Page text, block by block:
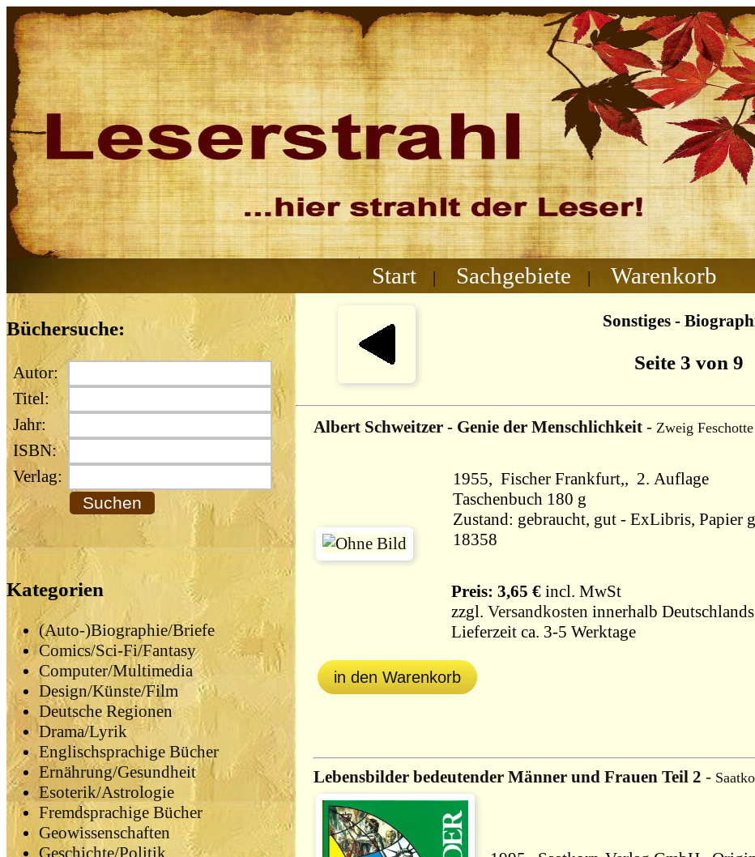
Start | Sachgebiete | Warenkorb
Büchersuche:
Autor:
Titel:
Jahr:
ISBN:
Verlag:
Kategorien
(Auto-)Biographie/Briefe
Comics/Sci-Fi/Fantasy
Computer/Multimedia
Design/Künste/Film
Deutsche Regionen
Drama/Lyrik
Englischsprachige Bücher
Ernährung/Gesundheit
Esoterik/Astrologie
Fremdsprachige Bücher
Geowissenschaften
Sonstiges -
Seite 3 von 9
Albert Schweitzer - Genie der Menschlichkeit - Zweig
1955, Fischer Frankfurt,, 2. Auflage
Taschenbuch 180 g
Zustand: gebraucht, gut - ExLibris, Papier
18358
Preis: 3,65 € incl. MwSt
zzgl. Versandkosten innerhalb
Lieferzeit ca. 3-5 Werktage
in den Warenkorb
Lebensbilder bedeutender Männer und Frauen Teil 2 -